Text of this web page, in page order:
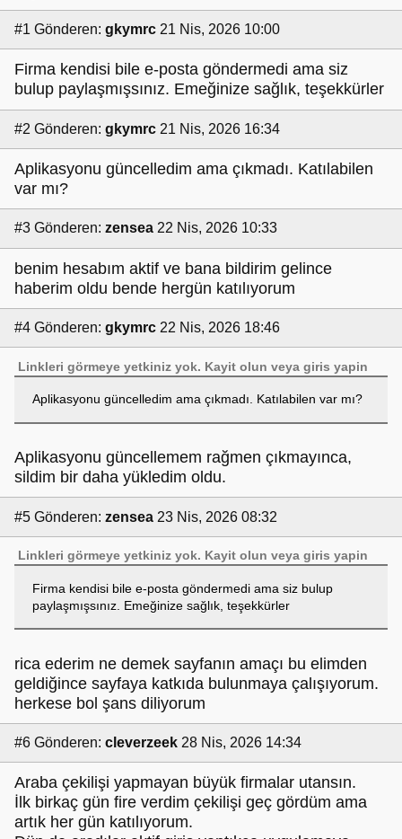
#1 Gönderen: gkymrc 21 Nis, 2026 10:00
Firma kendisi bile e-posta göndermedi ama siz
bulup paylaşmışsınız. Emeğinize sağlık, teşekkürler
#2 Gönderen: gkymrc 21 Nis, 2026 16:34
Aplikasyonu güncelledim ama çıkmadı. Katılabilen
var mı?
#3 Gönderen: zensea 22 Nis, 2026 10:33
benim hesabım aktif ve bana bildirim gelince
haberim oldu bende hergün katılıyorum
#4 Gönderen: gkymrc 22 Nis, 2026 18:46
Linkleri görmeye yetkiniz yok. Kayit olun veyagiris yapin
Aplikasyonu güncelledim ama çıkmadı. Katılabilen var mı?
Aplikasyonu güncellemem rağmen çıkmayınca,
sildim bir daha yükledim oldu.
#5 Gönderen: zensea 23 Nis, 2026 08:32
Linkleri görmeye yetkiniz yok. Kayit olun veyagiris yapin
Firma kendisi bile e-posta göndermedi ama siz bulup
paylaşmışsınız. Emeğinize sağlık, teşekkürler
rica ederim ne demek sayfanın amaçı bu elimden
geldiğince sayfaya katkıda bulunmaya çalışıyorum.
herkese bol şans diliyorum
#6 Gönderen: cleverzeek 28 Nis, 2026 14:34
Araba çekilişi yapmayan büyük firmalar utansın.
İlk birkaç gün fire verdim çekilişi geç gördüm ama
artık her gün katılıyorum.